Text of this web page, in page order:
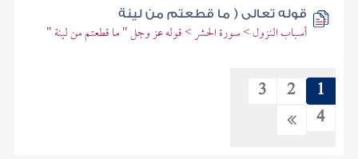
قوله تعالى ( ما قطعتم من لينة
أسباب النزول > سورة الحشر > قوله عز وجل " ما قطعتم من لينة "
1
2
3
4